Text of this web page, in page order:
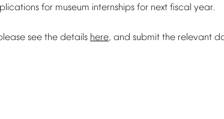
for museum internships for next fiscal year.
see the details here, and submit the relevant